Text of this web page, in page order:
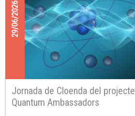
29/06/2026
Jornada de Cloenda del projecte
Quantum Ambassadors